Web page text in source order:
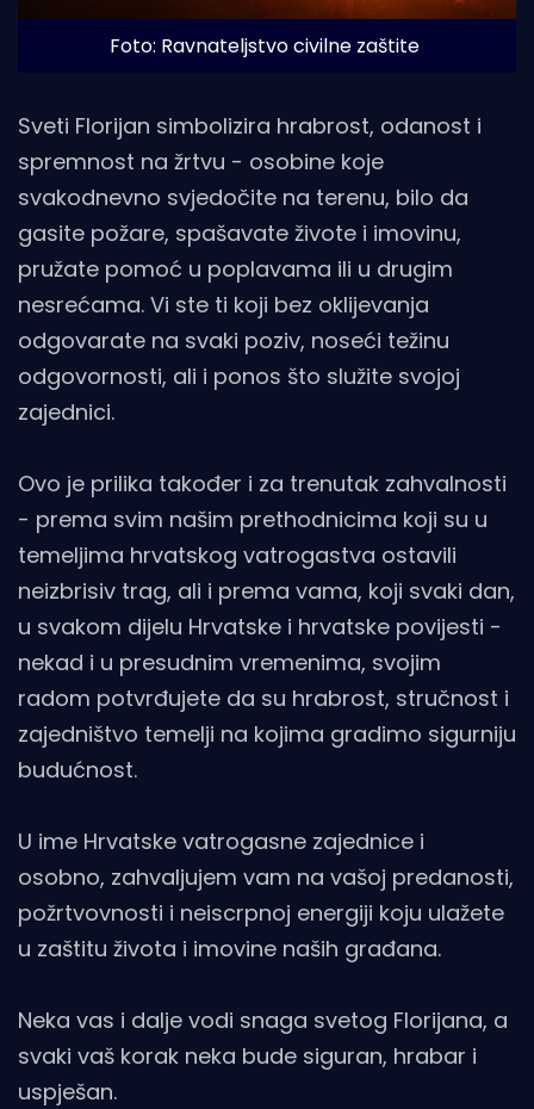
Foto: Ravnateljstvo civilne zaštite
Sveti Florijan simbolizira hrabrost, odanost i
spremnost na žrtvu - osobine koje
svakodnevno svjedočite na terenu, bilo da
gasite požare, spašavate živote i imovinu,
pružate pomoć u poplavama ili u drugim
nesrećama. Vi ste ti koji bez oklijevanja
odgovarate na svaki poziv, noseći težinu
odgovornosti, ali i ponos što služite svojoj
zajednici.
Ovo je prilika također i za trenutak zahvalnosti
- prema svim našim prethodnicima koji su u
temeljima hrvatskog vatrogastva ostavili
neizbrisiv trag, ali i prema vama, koji svaki dan,
u svakom dijelu Hrvatske i hrvatske povijesti -
nekad i u presudnim vremenima, svojim
radom potvrđujete da su hrabrost, stručnost i
zajedništvo temelji na kojima gradimo sigurniju
budućnost.
U ime Hrvatske vatrogasne zajednice i
osobno, zahvaljujem vam na vašoj predanosti,
požrtvovnosti i neiscrpnoj energiji koju ulažete
u zaštitu života i imovine naših građana.
Neka vas i dalje vodi snaga svetog Florijana, a
svaki vaš korak neka bude siguran, hrabar i
uspješan.